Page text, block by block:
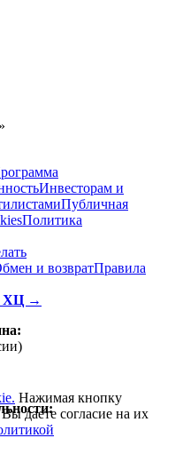
Инвесторам и
Публичная
Политика
и возвратПравила
ХЦ →
Нажимая кнопку
даете согласие на их